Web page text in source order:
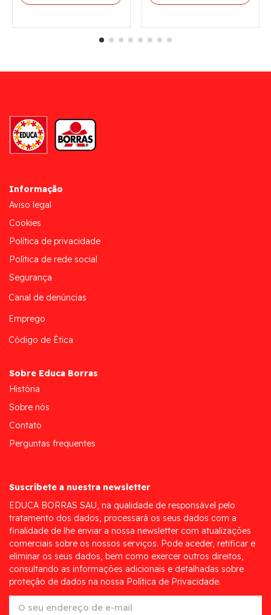
Informação
Aviso legal
Cookies
Política de privacidade
Política de rede social
Segurança
Canal de denúncias
Emprego
Código de Ética
Sobre Educa Borras
História
Sobre nós
Contato
Perguntas frequentes
Suscríbete a nuestra newsletter
EDUCA BORRAS SAU, na qualidade de responsável pelo
tratamento dos dados, processará os seus dados com a
finalidade de lhe enviar a nossa newsletter com atualizações
comerciais sobre os nossos serviços. Pode aceder, retificar e
eliminar os seus dados, bem como exercer outros direitos,
consultando as informações adicionais e detalhadas sobre
proteção de dados na nossa Política de Privacidade.